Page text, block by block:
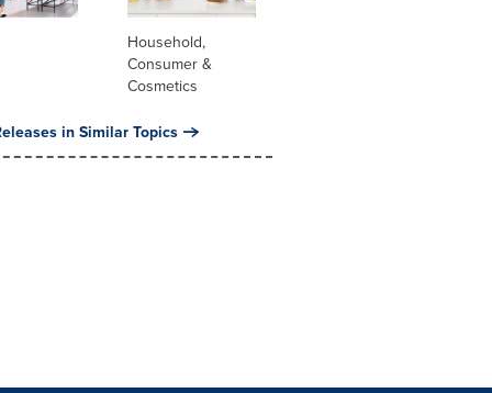
Household,
Consumer &
Cosmetics
in Similar Topics